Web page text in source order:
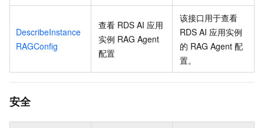
DescribeInstance
RAGConfig
查看 RDS AI 应用
实例 RAG Agent
配置
该接口用于查看
RDS AI 应用实例
的 RAG Agent 配
置。
安全